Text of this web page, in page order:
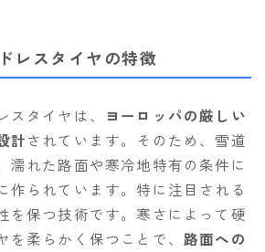
レスタイヤの特徴
スタイヤは、
ヨーロッパの厳しい
計されています。そのため、雪道
濡れた路面や寒冷地特有の条件に
作られています。特に注目される
を保つ技術です。寒さによって硬
を柔らかく保つことで、 路面への